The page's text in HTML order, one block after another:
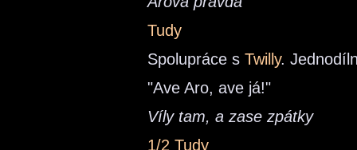
Tudy
Spolupráce s Twilly.
"Ave Aro, ave já!"
Víly tam, a zase zpátky
1/2 Tudy